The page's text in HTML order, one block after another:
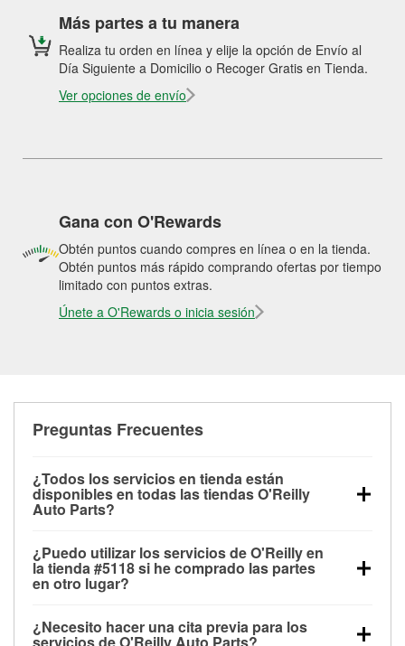
Más partes a tu manera
Realiza tu orden en línea y elije la opción de Envío al
Día Siguiente a Domicilio o Recoger Gratis en Tienda.
Ver opciones de envío
Gana con O'Rewards
Obtén puntos cuando compres en línea o en la tienda.
Obtén puntos más rápido comprando ofertas por tiempo
limitado con puntos extras.
Únete a O'Rewards o inicia sesión
Preguntas Frecuentes
¿Todos los servicios en tienda están
disponibles en todas las tiendas O'Reilly
Auto Parts?
las pruebas de batería, pruebas de alternador y
motor de arranque, revisión de la luz “Check Engine”
con O'Reilly VeriScan® e instalación de
limpiaparabrisas o bombillas, están disponibles en
todas las tiendas O'Reilly Auto Parts. La tienda
¿Puedo utilizar los servicios de O'Reilly en
la tienda #5118 si he comprado las partes
en otro lugar?
de O'Reilly Auto Parts que estén disponibles en la
¿Necesito hacer una cita previa para los